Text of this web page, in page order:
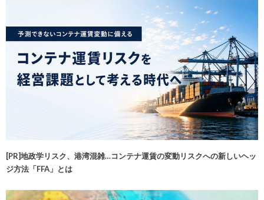
[PR]地政学リスク、港湾混雑…コンテナ運賃の変動リスクへの新しいヘッ
ジ方法「FFA」とは